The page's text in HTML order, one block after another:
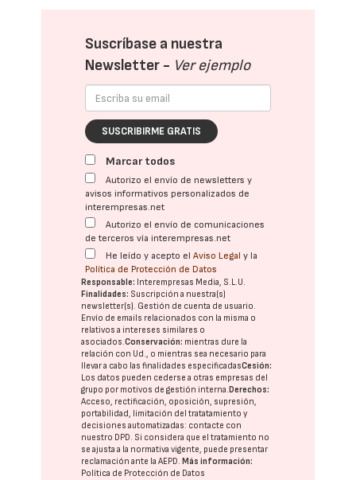
Suscríbase a nuestra
Newsletter - Ver ejemplo
SUSCRIBIRME GRATIS
Marcar todos
Autorizo el envío de newsletters y
avisos informativos personalizados de
interempresas.net
Autorizo el envío de comunicaciones
de terceros vía interempresas.net
He leído y acepto elAviso Legal y la
Política de Protección de Datos
Responsable: Interempresas Media, S.L.U.
Finalidades: Suscripción a nuestra(s)
newsletter(s). Gestión de cuenta de usuario.
Envío de emails relacionados con la misma o
relativos a intereses similares o
asociados.Conservación: mientras dure la
relación con Ud., o mientras sea necesario para
llevar a cabo las finalidades especificadasCesión:
Los datos pueden cederse a otras empresas del
grupo por motivos de gestión interna.Derechos:
Acceso, rectificación, oposición, supresión,
portabilidad, limitación del tratatamiento y
decisiones automatizadas: contacte con
nuestro DPD. Si considera que el tratamiento no
se ajusta a la normativa vigente, puede presentar
reclamación ante laAEPD.Más información:
Política de Protección de Datos